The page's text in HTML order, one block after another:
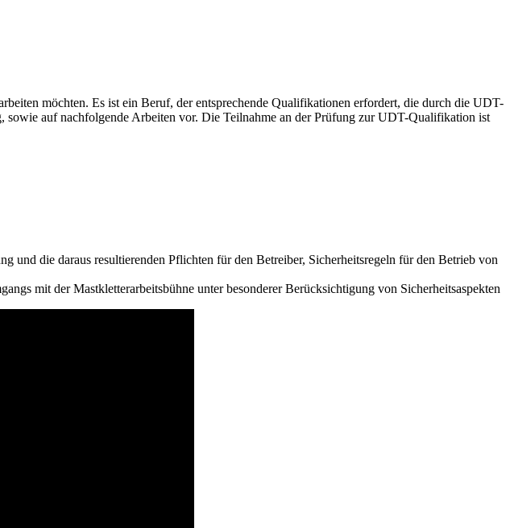
möchten. Es ist ein Beruf, der entsprechende Qualifikationen erfordert, die durch die UDT-
sowie auf nachfolgende Arbeiten vor. Die Teilnahme an der Prüfung zur UDT-Qualifikation ist
und die daraus resultierenden Pflichten für den Betreiber, Sicherheitsregeln für den Betrieb von
mit der Mastkletterarbeitsbühne unter besonderer Berücksichtigung von Sicherheitsaspekten